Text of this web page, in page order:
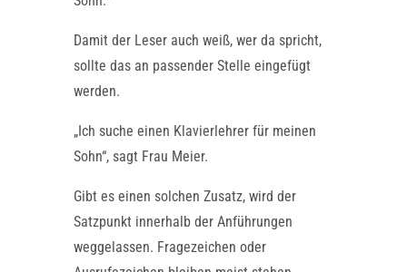
Damit der Leser auch weiß, wer da spricht,
sollte das an passender Stelle eingefügt
werden.
„Ich suche einen Klavierlehrer für meinen
Sohn“, sagt Frau Meier.
Gibt es einen solchen Zusatz, wird der
Satzpunkt innerhalb der Anführungen
weggelassen. Fragezeichen oder